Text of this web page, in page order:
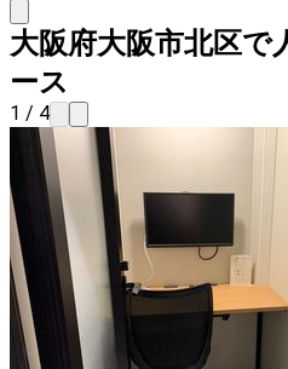
大阪府大阪市北区で
ース
1 / 4